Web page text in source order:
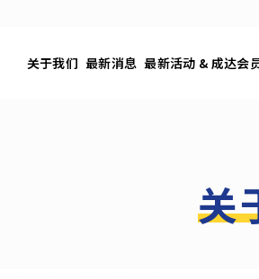
关于我们 最新消息 最新活动 & 成达会
关